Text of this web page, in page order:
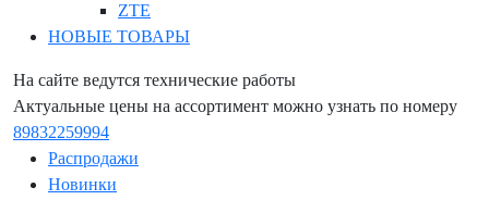
ZTE
НОВЫЕ ТОВАРЫ
На сайте ведутся технические работы
Актуальные цены на ассортимент можно узнать по номеру
89832259994
Распродажи
Новинки